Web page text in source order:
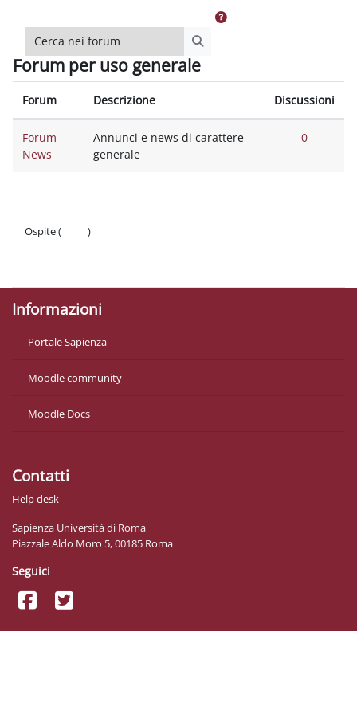
Cerca nei forum
Cerca nei forum
Forum per uso generale
Forum Descrizione Discussioni
Forum
News
Annunci e news di carattere
generale
0
Ospite (
)
Informazioni
Portale Sapienza
Moodle community
Moodle Docs
Contatti
Help desk
Sapienza Università di Roma
Piazzale Aldo Moro 5, 00185 Roma
Seguici